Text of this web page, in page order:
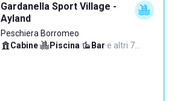
Gardanella Sport Village -
Ayland
Peschiera Borromeo
Cabine· Piscina· Bar·e altri 7…